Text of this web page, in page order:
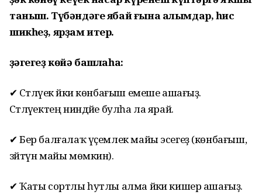
таныш. Түбәндәге ябай ғына алымдар, һис
шикһеҙ, ярҙам итер.
Үҙәгегеҙ көйә башлаһа:
✔ Сәтләүек йәки көнбағыш емеше ашағыҙ.
Сәтләүектең ниндәйе булһа ла ярай.
✔ Бер балғалаҡ үҫемлек майы эсегеҙ (көнбағыш,
зәйтүн майы мөмкин).
✔ Ҡаты сортлы һутлы алма йәки кишер ашағыҙ.